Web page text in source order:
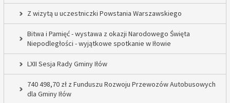
Z wizytą u uczestniczki Powstania Warszawskiego
Bitwa i Pamięć - wystawa z okazji Narodowego Święta
Niepodległości - wyjątkowe spotkanie w Iłowie
LXII Sesja Rady Gminy Iłów
740 498,70 zł z Funduszu Rozwoju Przewozów Autobusowych
dla Gminy Iłów